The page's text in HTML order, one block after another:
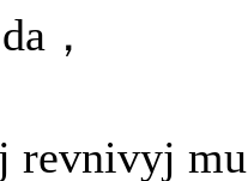
，
revnivyj